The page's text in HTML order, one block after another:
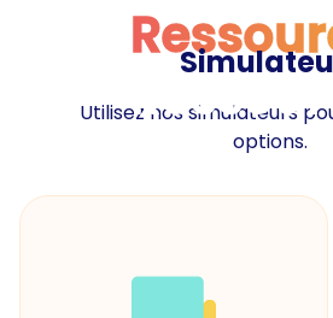
Utilisez nos simulateurs
options.